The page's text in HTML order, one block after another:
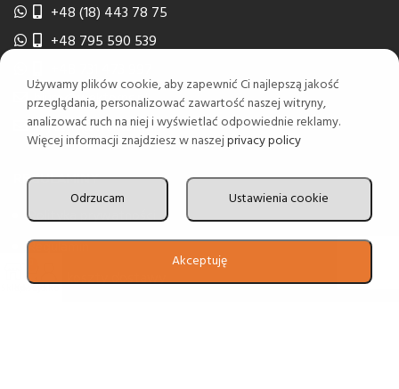
+48 (18) 443 78 75
+48 795 590 539
biuro@wektorns.pl
wyceny@wektorns.pl
REGULAMINY
Polityka prywatności
Regulamin
Czas i koszty dostawy
Używamy plików cookie, aby zapewnić Ci najlepszą jakość
przeglądania, personalizować zawartość naszej witryny,
analizować ruch na niej i wyświetlać odpowiednie reklamy.
Więcej informacji znajdziesz w naszejprivacy policy
Akceptuję
Ustawienia cookie
Odrzucam
Koszyk
Moje konto